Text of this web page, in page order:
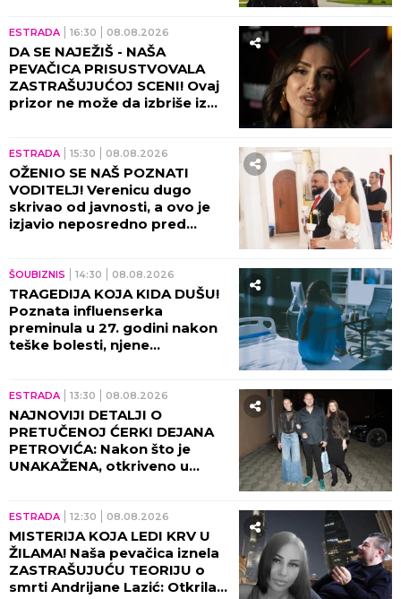
ESTRADA 16:30 08.08.2026
DA SE NAJEŽIŠ - NAŠA
PEVAČICA PRISUSTVOVALA
ZASTRAŠUJUĆOJ SCENI! Ovaj
prizor ne može da izbriše iz
ESTRADA 15:30 08.08.2026
OŽENIO SE NAŠ POZNATI
VODITELJ! Verenicu dugo
skrivao od javnosti, a ovo je
izjavio neposredno pred
ŠOUBIZNIS 14:30 08.08.2026
TRAGEDIJA KOJA KIDA DUŠU!
Poznata influenserka
preminula u 27. godini nakon
teške bolesti, njene
ESTRADA 13:30 08.08.2026
NAJNOVIJI DETALJI O
PRETUČENOJ ĆERKI DEJANA
PETROVIĆA: Nakon što je
UNAKAŽENA, otkriveno u
ESTRADA 12:30 08.08.2026
MISTERIJA KOJA LEDI KRV U
ŽILAMA! Naša pevačica iznela
ZASTRAŠUJUĆU TEORIJU o
smrti Andrijane Lazić: Otkrila